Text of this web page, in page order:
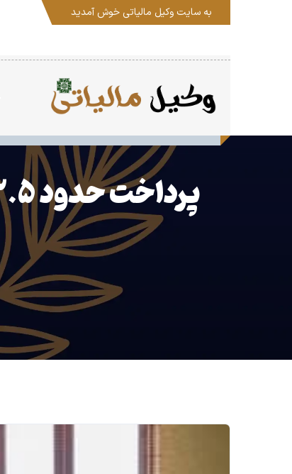
به سایت وکیل مالیاتی خوش آمدید